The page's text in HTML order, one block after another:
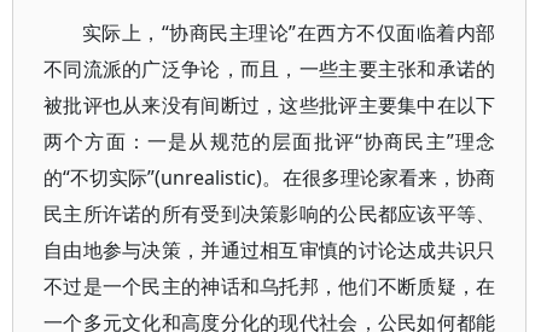
实际上，“协商民主理论”在西方不仅面临着内部
不同流派的广泛争论，而且，一些主要主张和承诺的
被批评也从来没有间断过，这些批评主要集中在以下
两个方面：一是从规范的层面批评“协商民主”理念
的“不切实际”(unrealistic)。在很多理论家看来，协商
民主所许诺的所有受到决策影响的公民都应该平等、
自由地参与决策，并通过相互审慎的讨论达成共识只
不过是一个民主的神话和乌托邦，他们不断质疑，在
一个多元文化和高度分化的现代社会，公民如何都能